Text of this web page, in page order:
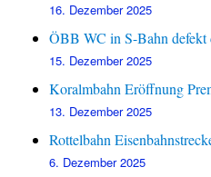
16. Dezember 2025
ÖBB WC in S-Bahn defekt
15. Dezember 2025
Koralmbahn Eröffnung
13. Dezember 2025
Rottelbahn
6. Dezember 2025